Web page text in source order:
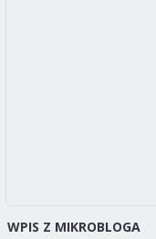
WPIS Z MIKROBLOGA